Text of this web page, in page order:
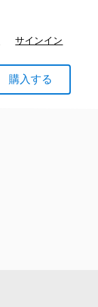
サインイン
購入する